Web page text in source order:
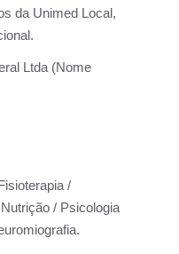
da Unimed Local,
Ltda (Nome
/
/ Psicologia